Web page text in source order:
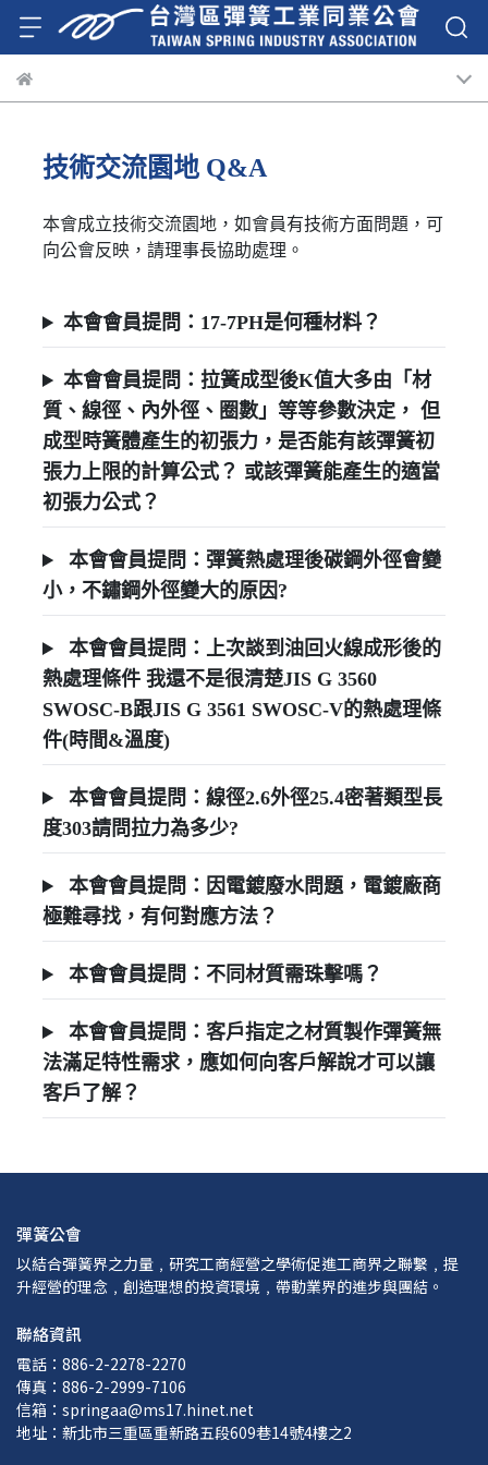
技術交流園地 Q&A
本會成立技術交流園地，如會員有技術方面問題，可
向公會反映，請理事長協助處理。
本會會員提問：17-7PH是何種材料？
本會會員提問：拉簧成型後K值大多由「材
質、線徑、內外徑、圈數」等等參數決定， 但
成型時簧體產生的初張力，是否能有該彈簧初
張力上限的計算公式？ 或該彈簧能產生的適當
初張力公式？
本會會員提問：彈簧熱處理後碳鋼外徑會變
小，不鏽鋼外徑變大的原因?
本會會員提問：上次談到油回火線成形後的
熱處理條件 我還不是很清楚JIS G 3560
SWOSC-B跟JIS G 3561 SWOSC-V的熱處理條
件(時間&溫度)
本會會員提問：線徑2.6外徑25.4密著類型長
度303請問拉力為多少?
本會會員提問：因電鍍廢水問題，電鍍廠商
極難尋找，有何對應方法？
本會會員提問：不同材質需珠擊嗎？
本會會員提問：客戶指定之材質製作彈簧無
法滿足特性需求，應如何向客戶解說才可以讓
客戶了解？
彈簧公會
以結合彈簧界之力量﹐研究工商經營之學術促進工商界之聯繫﹐提
升經營的理念﹐創造理想的投資環境﹐帶動業界的進步與團結。
聯絡資訊
電話：886-2-2278-2270
傳真：886-2-2999-7106
信箱：springaa@ms17.hinet.net
地址：新北市三重區重新路五段609巷14號4樓之2